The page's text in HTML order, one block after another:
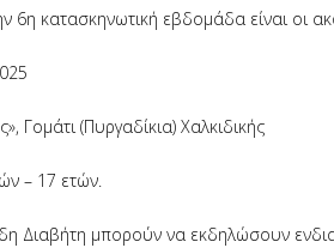
6η κατασκηνωτική εβδομάδα είναι οι
Γομάτι (Πυργαδίκια) Χαλκιδικής
– 17 ετών.
Διαβήτη μπορούν να εκδηλώσουν